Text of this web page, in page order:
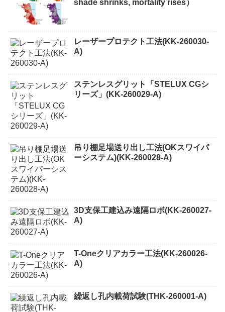
shade shrinks, mortality rises）
レーザープロテクト⼯法(KK-260030-
A)
ステンレスグリット「STELUX CGシ
リーズ」(KK-260029-A)
吊り棚足場送り出し工法(OKスワイパ
ーシステム)(KK-260028-A)
3D支保工建込み遠隔ロボ(KK-260027-
A)
T-Oneクリアカラー工法(KK-260026-
A)
繰返し孔内載荷試験(THK-260001-A)